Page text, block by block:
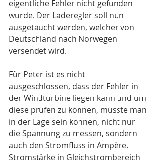
eigentliche Fehler nicht gefunden
wurde. Der Laderegler soll nun
ausgetaucht werden, welcher von
Deutschland nach Norwegen
versendet wird.
Für Peter ist es nicht
ausgeschlossen, dass der Fehler in
der Windturbine liegen kann und um
diese prüfen zu können, müsste man
in der Lage sein können, nicht nur
die Spannung zu messen, sondern
auch den Stromfluss in Ampère.
Stromstärke in Gleichstrombereich